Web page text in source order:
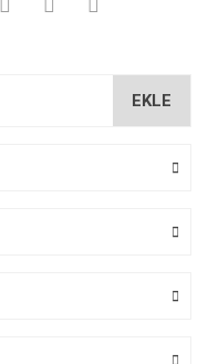
EKLE